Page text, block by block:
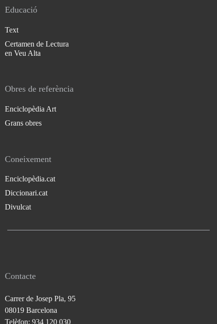
Educació
Text
Certamen de Lectura
en Veu Alta
Obres de referència
Enciclopèdia Art
Grans obres
Coneixement
Enciclopèdia.cat
Diccionari.cat
Divulcat
Contacte
Carrer de Josep Pla, 95
08019 Barcelona
Telèfon: 934 120 030